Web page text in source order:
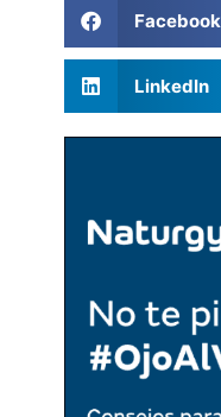
Facebook
LinkedIn